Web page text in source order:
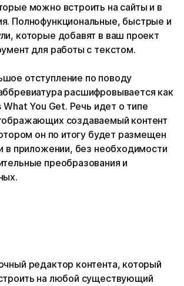
можно встроить на сайты и в
Полнофункциональные, быстрые и
которые добавят в ваш проект
для работы с текстом.
отступление по поводу
расшифровывается как
What You Get. Речь идет о типе
создаваемый контент
он по итогу будет размещен
в приложении, без необходимости
преобразования и
редактор контента, который
на любой существующий